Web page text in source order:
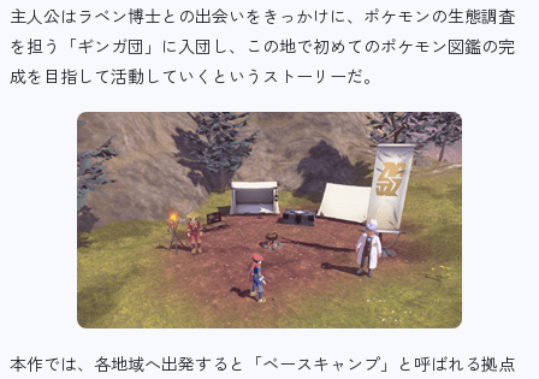
主人公はラベン博士との出会いをきっかけに、 ポケモンの生態調査
を担う「ギンガ団」に入団し、この地で初めてのポケモン図鑑の完
成を目指して活動していくというストーリーだ。
本作では、各地域へ出発すると「ベースキャンプ」と呼ばれる拠点